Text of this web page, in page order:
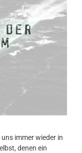
immer wieder in
denen ein